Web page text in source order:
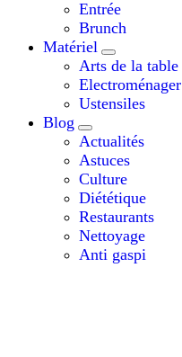
Entrée
Brunch
Matériel
Arts de la table
Electroménager
Ustensiles
Blog
Actualités
Astuces
Culture
Diététique
Restaurants
Nettoyage
Anti gaspi